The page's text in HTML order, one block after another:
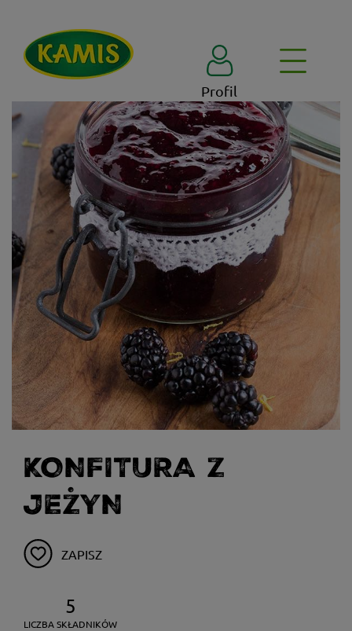
Profil
KONFITURA Z
JEŻYN
ZAPISZ
5
LICZBA SKŁADNIKÓW